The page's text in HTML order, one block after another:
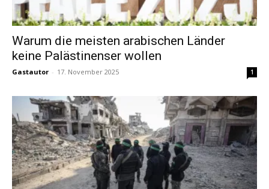
Warum die meisten arabischen Länder
keine Palästinenser wollen
Gastautor - 17. November 2025 1